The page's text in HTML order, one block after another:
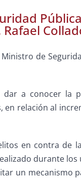
de
a conocer la
relación al
en contra de
durante
un mecanismo